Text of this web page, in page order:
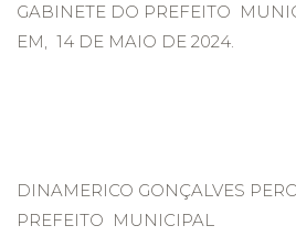
GABINETE DO PREFEITO
EM, 14 DE MAIO DE 2024.
DINAMERICO GONÇALVES
PREFEITO MUNICIPAL